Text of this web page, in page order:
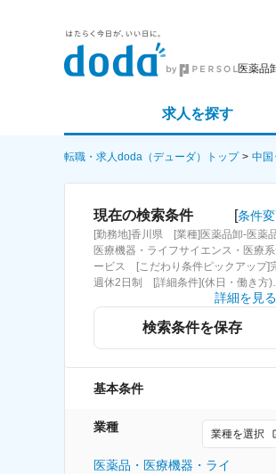
医薬品
求人を探す
詳細条件から探す
求人特集から探す
転職・求人doda（デューダ）トップ 中国
現在の検索条件 [条件
[勤務地]香川県 [業種]医薬品卸-医薬
医療機器・ライフサイエンス・医療
ービス [こだわり条件ピックアップ]
週休2日制 [詳細条件](休日・働き方)
詳細を見る
検索条件を保存
基本条件
業種 業種を選択
医薬品・医療機器・ライ